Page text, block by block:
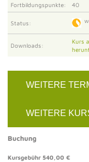
Fortbildungspunkte: 40
Status:
Downloads:
Kurs
WEITERE
WEITERE
Buchung
Kursgebühr 540,00 €